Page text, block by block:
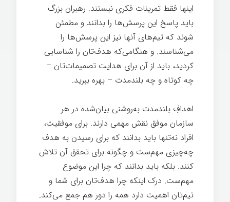
اینها فقط تمرینات فکری نیستند. رهبران بزرگ
باید پاسخ این پرسش‌ها را بدانند و مطمئن
شوند که تیم‌های آنها نیز این پرسش‌ها را
می‌شناسند. و هنگامی‌که هدف‌تان را شناسایی
کردید، باید از آن برای هدایت تصمیمات‌تان –
چه کوتاه و چه بلندمدت – بهره ببرید.
اهدافِ بلندمدت به‌روشنی بیان‌شده در هر
سازمان موفق نقش مهمی دارند. برای موفقیت،
افراد نه‌تنها باید بدانند که برای رسیدن به هدف
چه‌چیزی مهم‌ست و چگونه برای تحقق آن تلاش
کنند. بلکه باید بدانند که چرا این موضوع
مهم‌ست. درک اینکه چرا هدف‌تان برای شما و
تیم‌تان اهمیت دارد همه را دور هم جمع می‌کند.